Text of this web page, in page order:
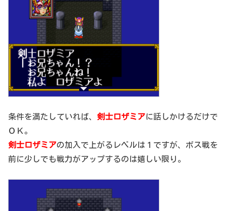
条件を満たしていれば、 剣士ロザミアに話しかけるだけで
ＯＫ。
剣士ロザミアの加入で上がるレベルは１ですが、ボス戦を
前に少しでも戦力がアップするのは嬉しい限り。